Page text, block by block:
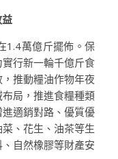
1.4萬億斤擺佈。保
行新一輪千億斤食
推動糧油作物年夜
局，推進食糧種類
適銷對路、優質優
、花生、油茶等生
自然橡膠等財產安